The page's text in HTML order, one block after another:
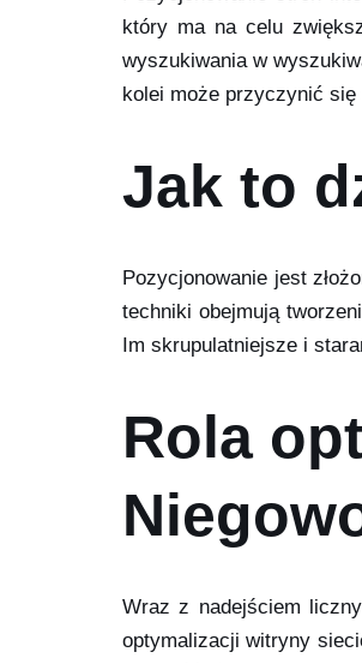
który ma na celu
wyszukiwania w
kolei może przyczynić
Jak to
Pozycjonowanie jest
techniki obejmują
Im skrupulatniejsze i
Rola
Wraz z nadejściem
optymalizacji witryny